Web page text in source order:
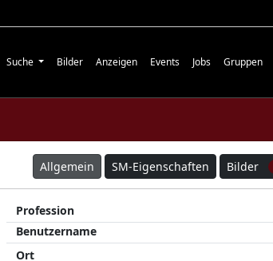
Suche Bilder Anzeigen Events Jobs Gruppen
Allgemein SM-Eigenschaften Bilder
Profession
Benutzername
Ort